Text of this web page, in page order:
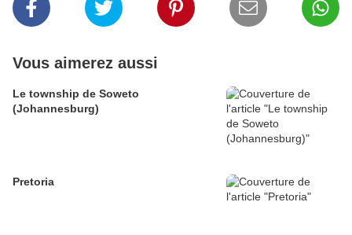
Vous aimerez aussi
Le township de Soweto
(Johannesburg)
Pretoria